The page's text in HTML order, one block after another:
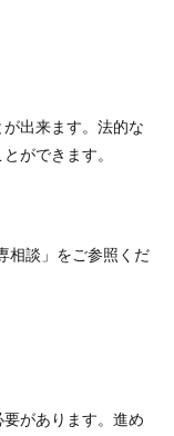
出来ます。法的な
ができます。
相談」をご参照くだ
があります。進め